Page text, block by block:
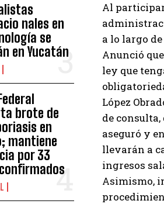
nales en
se
en Yucatán
brote de
en
mantiene
por 33
Al
a lo largo
Anunció
ley que
López
de
aseguró y
llevarán a
ingresos
Asimismo,